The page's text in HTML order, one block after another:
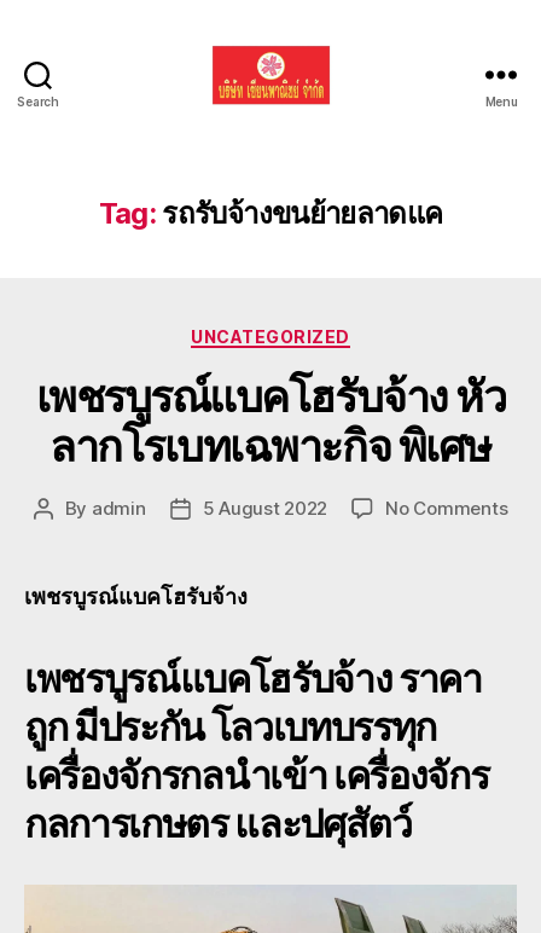
Search
รถ
แบค
Menu
Tag: รถรับจ้างขนย้ายลาดแค
Categories
UNCATEGORIZED
เพชรบูรณ์แบคโฮรับจ้าง หัว
ลากโรเบทเฉพาะกิจ พิเศษ
Post
By admin
Post5 August 2022 No Commentson
เพชรบูรณ์แบคโฮรับจ้าง
เพชรบูรณ์แบคโฮรับจ้างราคา
ถูก มีประกัน โลวเบทบรรทุก
เครื่องจักรกลนำเข้า เครื่องจักร
กลการเกษตร และปศุสัตว์